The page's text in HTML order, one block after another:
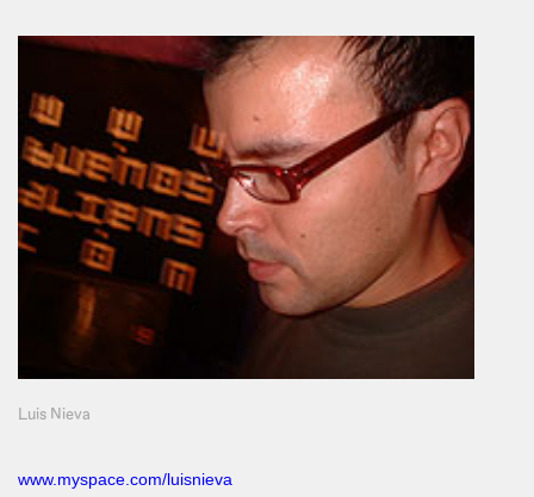
Luis Nieva
www.myspace.com/luisnieva